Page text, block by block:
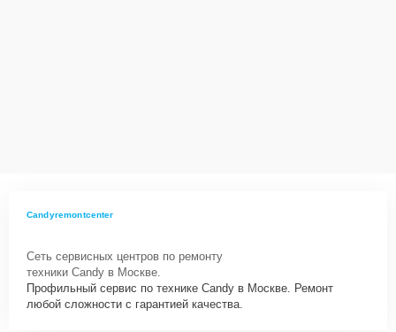
Candyremontcenter
Сеть сервисных центров по ремонту
техники Candy в Москве.
Профильный сервис по технике Candy в Москве. Ремонт
любой сложности с гарантией качества.